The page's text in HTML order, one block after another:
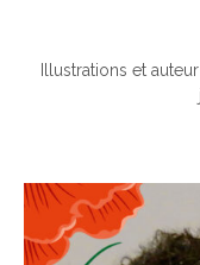
Illustrations et